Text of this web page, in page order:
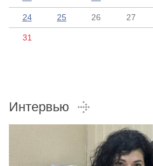
24 25 26 27
31
Интервью